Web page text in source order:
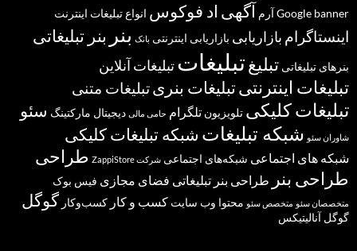
banner
Googleآرم آگهی اد فوکوس انواع تبلیغات اینترنت
اینستاگرام بازاریابی بازاریابی اینترنتی بانک بنر بنر تبلیغاتی
بنرهای تبلیغاتی تبلیغتبلیغاتتبلیغات آنلاین
تبلیغات اینترنتیتبلیغات بنریتبلیغات متنی
تبلیغات کلیکی تلویزیون تلگرام حامی مالی دیجیتال مارکتینگ سئو
شاوران سئو شبکه تبلیغات شبکه تبلیغات کلیکی
شبکه های اجتماعی شبکه‌های اجتماعی شرکت ZappiStore
طراحی
طراحی بنر طراحی بنر تبلیغاتی فضای مجازی فیس بوک
متخصصان سئو متخصص سئو محتوا وب سایت کسب و کار کسب‌وکار گوگل
گوگل آنالیتیکس